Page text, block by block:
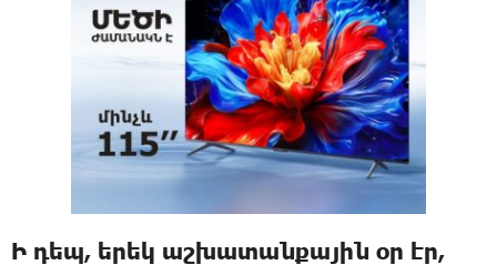
Ի դեպ, երեկ աշխատանքային օր էր,